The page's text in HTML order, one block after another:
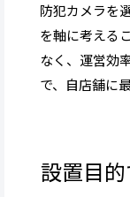
防犯カメラを
を軸に考える
なく、運営効
で、自店舗に
設置目